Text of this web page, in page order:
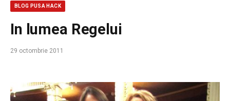
BLOG PUSA HACK
In lumea Regelui
29 octombrie 2011